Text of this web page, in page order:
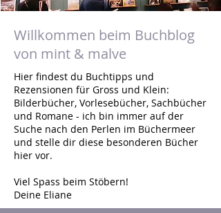
Willkommen beim Buchblog
von mint & malve
Hier findest du Buchtipps und
Rezensionen für Gross und Klein:
Bilderbücher, Vorlesebücher, Sachbücher
und Romane - ich bin immer auf der
Suche nach den Perlen im Büchermeer
und stelle dir diese besonderen Bücher
hier vor.
Viel Spass beim Stöbern!
Deine Eliane